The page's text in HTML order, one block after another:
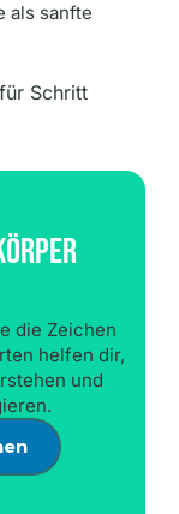
als sanfte
Schritt
die Zeichen
helfen dir,
und